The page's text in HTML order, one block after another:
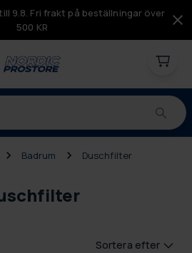
9.8. Fri frakt på beställningar över
500 KR
Badrum Duschfilter
Sortera efter